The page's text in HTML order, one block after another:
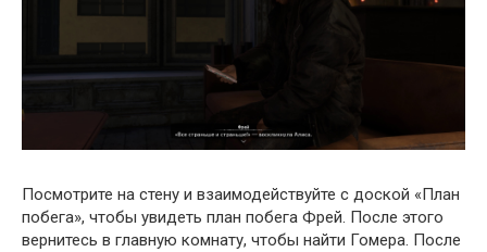
Посмотрите на стену и взаимодействуйте с доской «План
побега», чтобы увидеть план побега Фрей. После этого
вернитесь в главную комнату, чтобы найти Гомера. После